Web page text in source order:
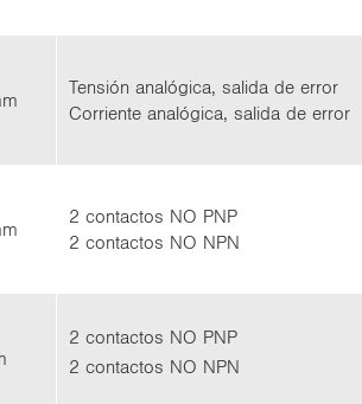
Ten­sión ana­ló­gi­ca, sa­li­da de error
Co­rrien­te ana­ló­gi­ca, sa­li­da de error
2 con­tac­tos NO PNP
2 con­tac­tos NO NPN
2 con­tac­tos NO PNP
2 con­tac­tos NO NPN